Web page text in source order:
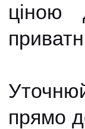
ціною
прямо